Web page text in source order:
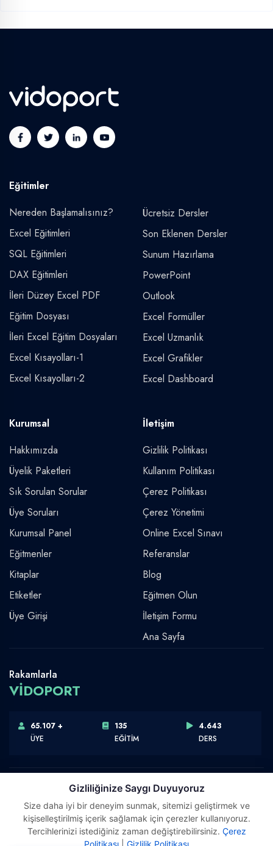
Eğitimler
Nereden Başlamalısınız?
Excel Eğitimleri
SQL Eğitimleri
DAX Eğitimleri
İleri Düzey Excel PDF
Eğitim Dosyası
İleri Excel Eğitim Dosyaları
Excel Kısayolları-1
Excel Kısayolları-2
Ücretsiz Dersler
Son Eklenen Dersler
Sunum Hazırlama
PowerPoint
Outlook
Excel Formüller
Excel Uzmanlık
Excel Grafikler
Excel Dashboard
Kurumsal
Hakkımızda
Üyelik Paketleri
Sık Sorulan Sorular
Üye Soruları
Kurumsal Panel
Eğitmenler
Kitaplar
Etiketler
Üye Girişi
İletişim
Gizlilik Politikası
Kullanım Politikası
Çerez Politikası
Çerez Yönetimi
Online Excel Sınavı
Referanslar
Blog
Eğitmen Olun
İletişim Formu
Ana Sayfa
Rakamlarla
VİDOPORT
65.107 +
ÜYE
135
EĞİTİM
4.643
DERS
Telif Hakkı © 2026 Vidoport, Inc.
Software,Design & Development:Webimonline
Gizliliğinize Saygı Duyuyoruz
Size daha iyi bir deneyim sunmak, sitemizi geliştirmek ve
kişiselleştirilmiş içerik sağlamak için çerezler kullanıyoruz.
Tercihlerinizi istediğiniz zaman değiştirebilirsiniz. Çerez
Politikası
Gizlilik Politikası